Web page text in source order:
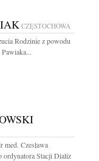
CZĘSTOCHOWA
Rodzinie z powodu
Czesława
Stacji Dializ